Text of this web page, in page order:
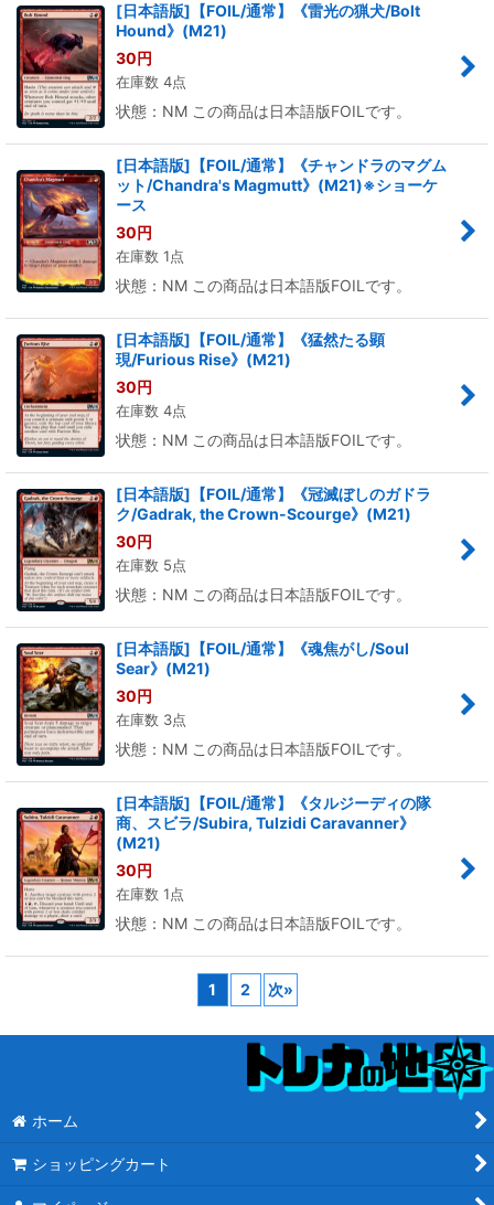
[日本語版]【FOIL/通常】《雷光の猟犬/Bolt
Hound》(M21)
30円
在庫数 4点
状態：NM この商品は日本語版FOILです。
[日本語版]【FOIL/通常】《チャンドラのマグム
ット/Chandra's Magmutt》(M21)※ショーケ
ース
30円
在庫数 1点
状態：NM この商品は日本語版FOILです。
[日本語版]【FOIL/通常】《猛然たる顕
現/Furious Rise》(M21)
30円
在庫数 4点
状態：NM この商品は日本語版FOILです。
[日本語版]【FOIL/通常】《冠滅ぼしのガドラ
ク/Gadrak, the Crown-Scourge》(M21)
30円
在庫数 5点
状態：NM この商品は日本語版FOILです。
[日本語版]【FOIL/通常】《魂焦がし/Soul
Sear》(M21)
30円
在庫数 3点
状態：NM この商品は日本語版FOILです。
[日本語版]【FOIL/通常】《タルジーディの隊
商、スビラ/Subira, Tulzidi Caravanner》
(M21)
30円
在庫数 1点
状態：NM この商品は日本語版FOILです。
1 2 次»
ホーム
ショッピングカート